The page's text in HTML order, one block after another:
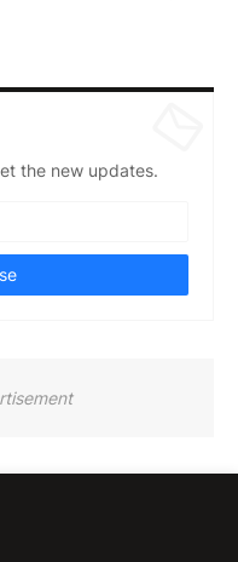
the new updates.